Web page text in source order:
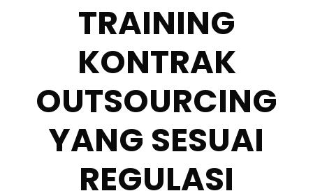
TRAINING
KONTRAK
OUTSOURCING
YANG SESUAI
REGULASI